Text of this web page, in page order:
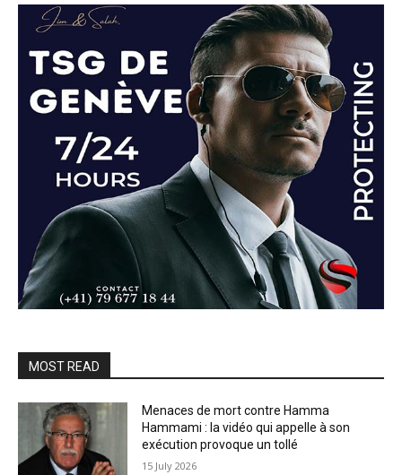
MOST READ
Menaces de mort contre Hamma
Hammami : la vidéo qui appelle à son
exécution provoque un tollé
15 July 2026